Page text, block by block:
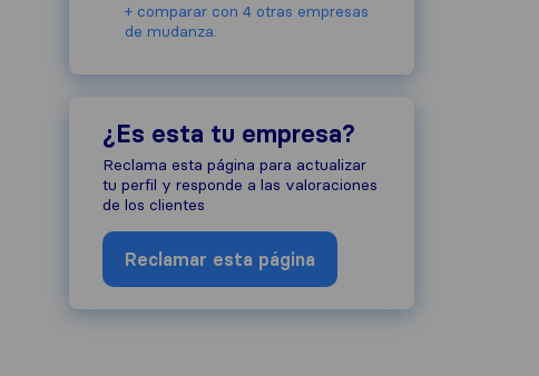
+ comparar con 4 otras empresas
de mudanza.
¿Es esta tu empresa?
Reclama esta página para actualizar
tu perfil y responde a las valoraciones
de los clientes
Reclamar esta página